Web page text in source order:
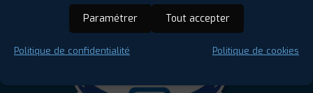
Paramétrer Tout accepter
Politique de confidentialité Politique de cookies